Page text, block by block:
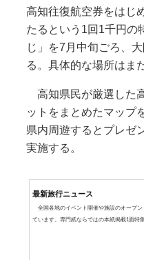
高知往復航空券をはじ
たるという1回1千円の
じ」を7月中旬ごろ、
る。具体的な場所はま
高知県民が厳選した
ットをまとめたマップ
県内周遊するとプレゼ
実施する。
最新旅行ニュース
全国各地のイベント開催や施設のオープ
ています。専門紙ならではの本紙掲載1面特